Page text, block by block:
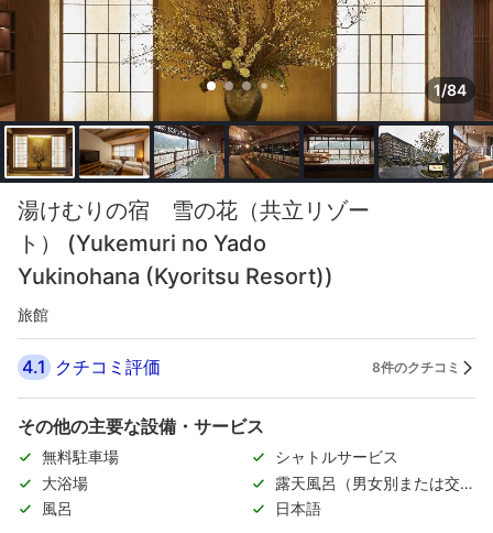
1/84
湯けむりの宿 雪の花（共立リゾー
ト） (Yukemuri no Yado
Yukinohana (Kyoritsu Resort))
旅館
4.1 クチコミ評価 8件のクチコミ
その他の主要な設備・サービス
無料駐車場
シャトルサービス
大浴場
露天風呂（男女別または交代
制）
風呂 日本語